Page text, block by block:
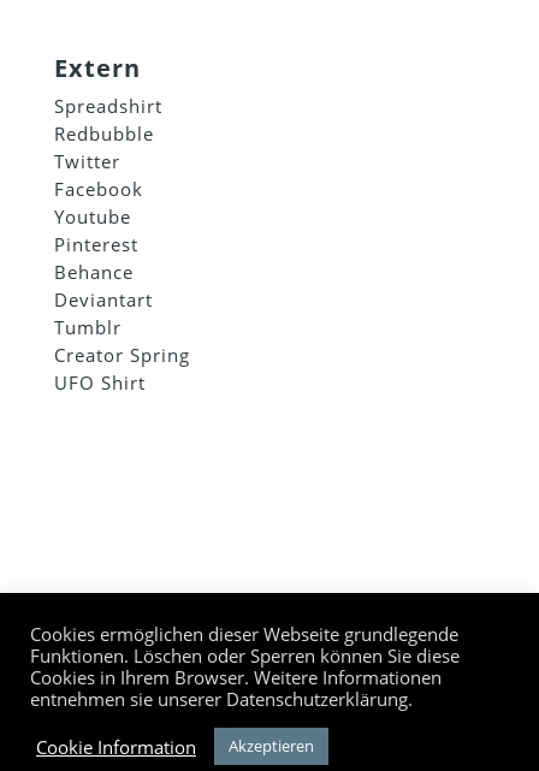
Extern
Spreadshirt
Redbubble
Twitter
Facebook
Youtube
Pinterest
Behance
Deviantart
Tumblr
Creator Spring
UFO Shirt
MENU
Copyright © 2022 Alien Shirt Shop
Cookies ermöglichen dieser Webseite grundlegende
Funktionen. Löschen oder Sperren können Sie diese
Cookies in Ihrem Browser. Weitere Informationen
entnehmen sie unserer Datenschutzerklärung.
Cookie Information
Akzeptieren